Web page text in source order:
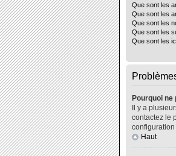
Que sont les
Que sont les
Que sont les
Que sont les
Que sont les
Pourquoi
Il y a
contactez le
configuration
Haut